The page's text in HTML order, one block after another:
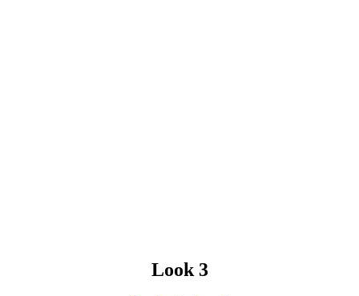
Look 3